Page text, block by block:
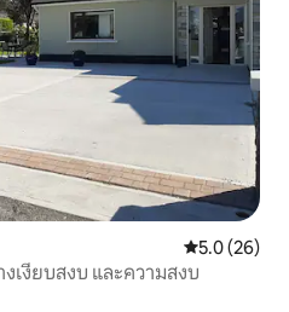
คะแนนเฉลี่ย
5.0 (26)
เงียบสงบ และความสงบ